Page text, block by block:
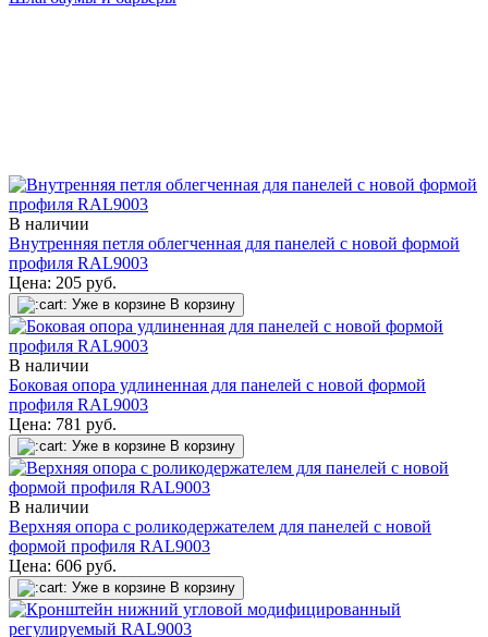
В наличии
Внутренняя петля облегченная для панелей с новой формой
профиля RAL9003
Цена: 205 руб.
Уже в корзине В корзину
В наличии
Боковая опора удлиненная для панелей с новой формой
профиля RAL9003
Цена: 781 руб.
Уже в корзине В корзину
В наличии
Верхняя опора с роликодержателем для панелей с новой
формой профиля RAL9003
Цена: 606 руб.
Уже в корзине В корзину